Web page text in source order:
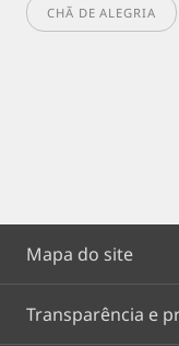
CHÃ DE ALEGRIA
Mapa do site
Transparência e